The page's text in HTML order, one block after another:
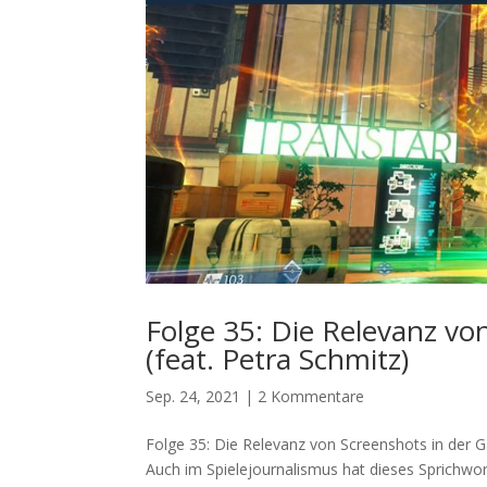
Folge 35: Die Relevanz
(feat. Petra Schmitz)
Sep. 24, 2021 | 2 Kommentare
Folge 35: Die Relevanz von Screenshots in der
Auch im Spielejournalismus hat dieses